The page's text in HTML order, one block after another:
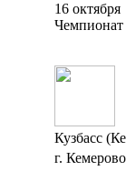
16 октября
Чемпионат
Кузбасс
г.